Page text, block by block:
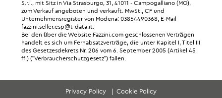
S.r.l., mit Sitz in Via Strasburgo, 31, 41011 - Campogalliano (MO),
zum Verkauf angeboten und verkauft. MwSt., CF und
Unternehmensregister von Modena: 03854490368, E-Mail
fazzini.seller.esp@t-data.it.
Bei den über die Website Fazzini.com geschlossenen Verträgen
handelt es sich um Fernabsatzverträge, die unter Kapitel I, Titel III
des Gesetzesdekrets Nr. 206 vom 6. September 2005 (Artikel 45
ff.) ("Verbraucherschutzgesetz") fallen.
Privacy Policy Cookie Policy